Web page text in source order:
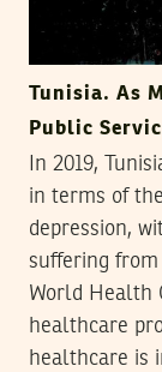
Tunisia. As
Public
In 2019,
in terms of
depression,
suffering
World Health
healthcare
healthcare is